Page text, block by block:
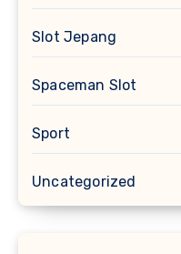
Slot Jepang
Spaceman Slot
Sport
Uncategorized